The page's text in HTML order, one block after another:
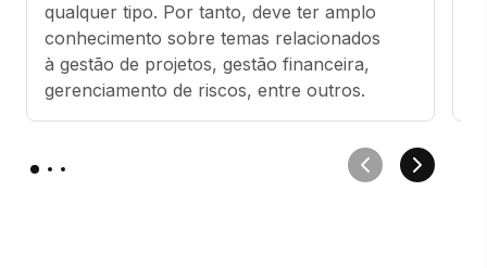
qualquer tipo. Por tanto, deve ter amplo
conhecimento sobre temas relacionados
à gestão de projetos, gestão financeira,
gerenciamento de riscos, entre outros.